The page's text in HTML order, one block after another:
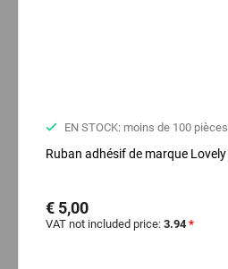
EN STOCK: moins de 100 pièces
Ruban adhésif de marque Lovely
€ 5,00
VAT not included price: 3.94 *